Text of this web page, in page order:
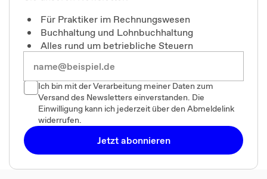
Für Praktiker im Rechnungswesen
Buchhaltung und Lohnbuchhaltung
Alles rund um betriebliche Steuern
Ich bin mit der Verarbeitung meiner Daten zum
Versand des Newsletters einverstanden. Die
Einwilligung kann ich jederzeit über den Abmeldelink
widerrufen.
Jetzt abonnieren